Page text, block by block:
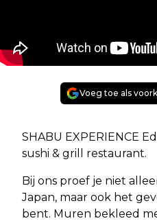
Voeg toe als
SHABU EXPERIENCE
sushi & grill restaurant.
Bij ons proef je niet
Japan, maar ook het
bent. Muren bekleed